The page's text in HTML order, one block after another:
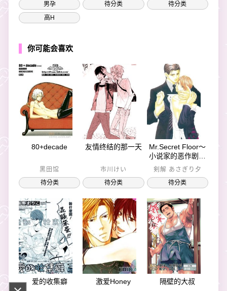
男孕
高H
待分类
待分类
你可能会喜欢
80+decade
黑田馆
待分类
友情终结的那一天
市川けい
待分类
Mr.Secret Floor～
小说家的恶作剧音
符～
剣解 あさぎり夕
待分类
爱的收集癖 激爱Honey 隔壁的大叔